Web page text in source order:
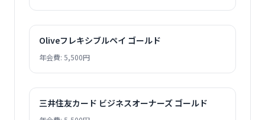
Oliveフレキシブルペイ ゴールド
年会費: 5,500円
三井住友カード ビジネスオーナーズ ゴールド